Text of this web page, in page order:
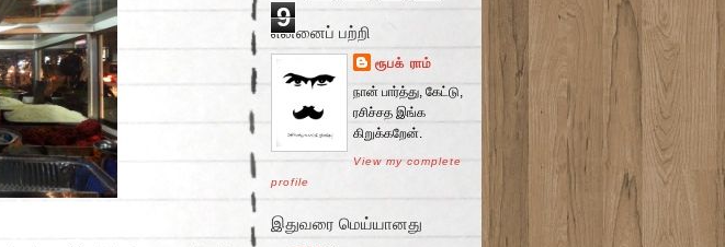
9
என்னைப் பற்றி
ரூபக் ராம்
நான் பார்த்து, கேட்டு,
ரசிச்சத இங்க
கிறுக்கறேன்.
View my complete
profile
இதுவரை மெய்யானது